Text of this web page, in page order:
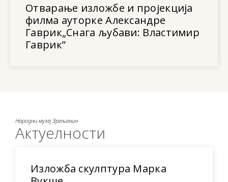
Отварање изложбе и пројекција
филма ауторке Александре
Гаврик„Снага љубави: Властимир
Гаврик”
Народни музеј Зрењанин
Актуелности
Изложба скулптура Марка